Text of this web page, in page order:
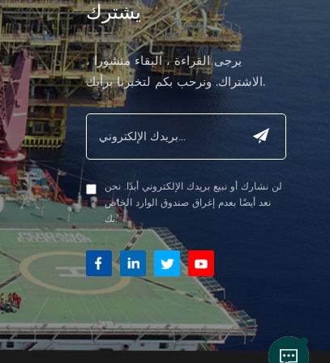
يشترك
يرجى القراءة ، البقاء منشورا ،
الاشتراك. ونرحب بكم لتخبرنا برأيك.
لن نشارك أو نبيع بريدك الإلكتروني أبدًا. نحن
نعد أيضًا بعدم إغراق صندوق الوارد الخاص
بك.